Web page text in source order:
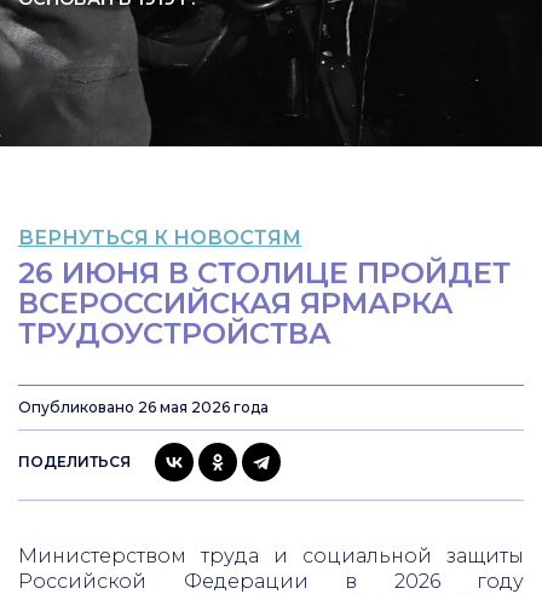
ВЕРНУТЬСЯ К НОВОСТЯМ
26 ИЮНЯ В СТОЛИЦЕ ПРОЙДЕТ
ВСЕРОССИЙСКАЯ ЯРМАРКА
ТРУДОУСТРОЙСТВА
Опубликовано 26 мая 2026 года
ПОДЕЛИТЬСЯ
Министерством труда и социальной защиты
Российской Федерации в 2026 году